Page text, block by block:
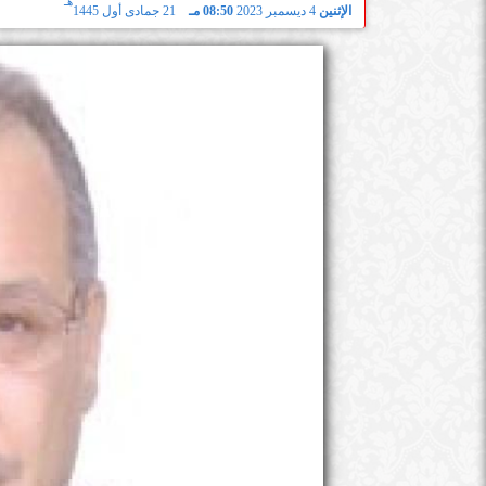
الإثنين 4 ديسمبر 2023 08:50 مـ 21 جمادى أول 1445